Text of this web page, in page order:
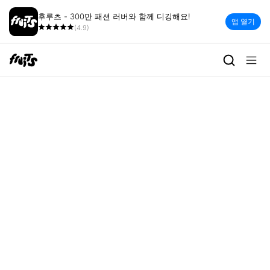
후루츠 - 300만 패션 러버와 함께 디깅해요!
(4.9)
앱 열기